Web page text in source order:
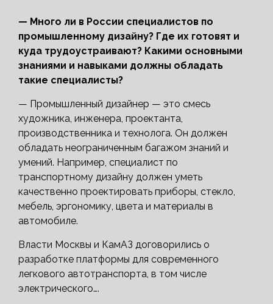
— Много ли в России специалистов по
промышленному дизайну? Где их готовят и
куда трудоустраивают? Какими основными
знаниями и навыками должны обладать
такие специалисты?
— Промышленный дизайнер — это смесь
художника, инженера, проектанта,
производственника и технолога. Он должен
обладать неограниченным багажом знаний и
умений. Например, специалист по
транспортному дизайну должен уметь
качественно проектировать приборы, стекло,
мебель, эргономику, цвета и материалы в
автомобиле.
Власти Москвы и КамАЗ договорились о
разработке платформы для современного
легкового автотранспорта, в том числе
электрического….